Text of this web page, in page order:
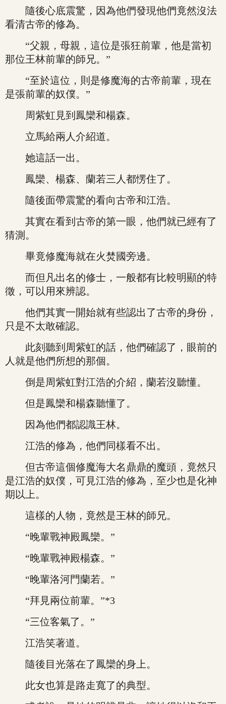
隨後心底震驚，因為他們發現他們竟然沒法
看清古帝的修為。
“父親，母親，這位是張狂前輩，他是當初
那位王林前輩的師兄。”
“至於這位，則是修魔海的古帝前輩，現在
是張前輩的奴僕。”
周紫虹見到鳳欒和楊森。
立馬給兩人介紹道。
她這話一出。
鳳欒、楊森、蘭若三人都愣住了。
隨後面帶震驚的看向古帝和江浩。
其實在看到古帝的第一眼，他們就已經有了
猜測。
畢竟修魔海就在火焚國旁邊。
而但凡出名的修士，一般都有比較明顯的特
徵，可以用來辨認。
他們其實一開始就有些認出了古帝的身份，
只是不太敢確認。
此刻聽到周紫虹的話，他們確認了，眼前的
人就是他們所想的那個。
倒是周紫虹對江浩的介紹，蘭若沒聽懂。
但是鳳欒和楊森聽懂了。
因為他們都認識王林。
江浩的修為，他們同樣看不出。
但古帝這個修魔海大名鼎鼎的魔頭，竟然只
是江浩的奴僕，可見江浩的修為，至少也是化神
期以上。
這樣的人物，竟然是王林的師兄。
“晚輩戰神殿鳳欒。”
“晚輩戰神殿楊森。”
“晚輩洛河門蘭若。”
“拜見兩位前輩。”*3
“三位客氣了。”
江浩笑著道。
隨後目光落在了鳳欒的身上。
此女也算是路走寬了的典型。